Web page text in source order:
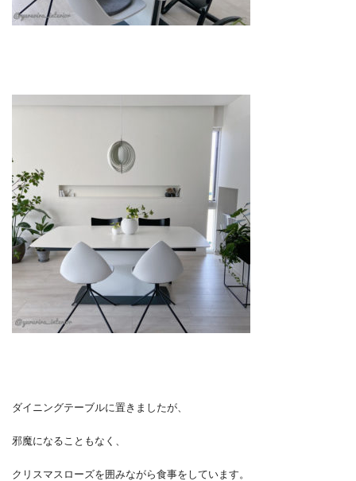
ダイニングテーブルに置きましたが、
邪魔になることもなく、
クリスマスローズを囲みながら食事をしています。